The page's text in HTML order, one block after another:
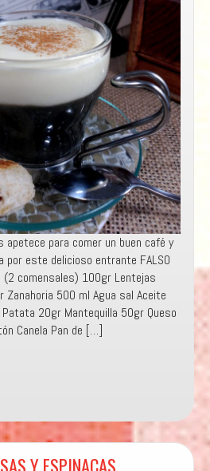
apetece para comer un buen café y
por este delicioso entrante FALSO
(2 comensales) 100gr Lentejas
Zanahoria 500 ml Agua sal Aceite
20gr Mantequilla 50gr Queso
Canela Pan de […]
Y ESPINACAS